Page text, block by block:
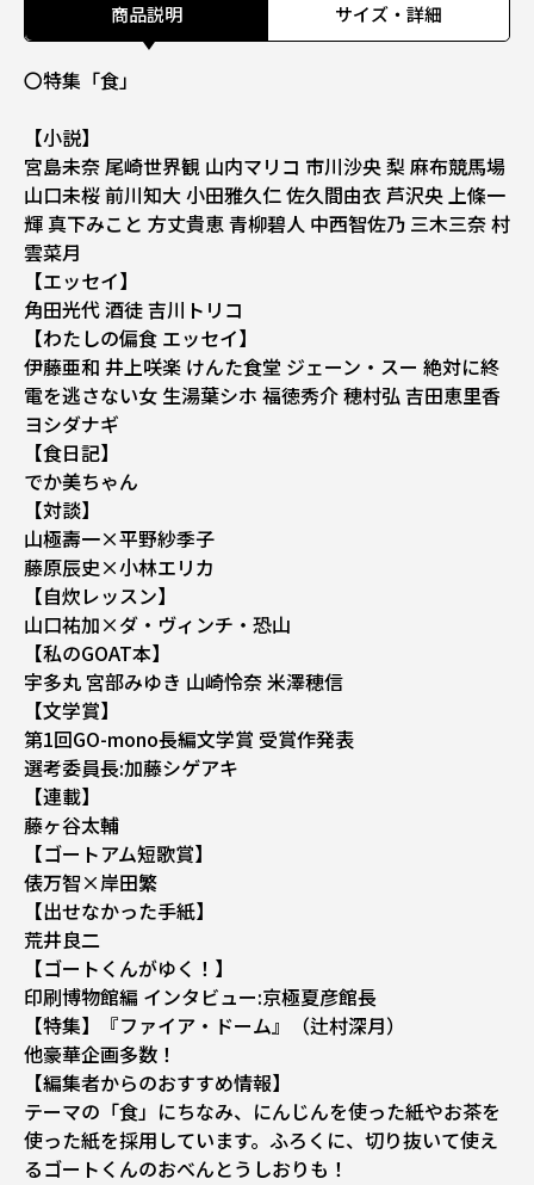
商品説明 サイズ・詳細
〇特集「食」
【小説】
宮島未奈 尾崎世界観 山内マリコ 市川沙央 梨 麻布競馬場
山口未桜 前川知大 小田雅久仁 佐久間由衣 芦沢央 上條一
輝 真下みこと 方丈貴恵 青柳碧人 中西智佐乃 三木三奈 村
雲菜月
【エッセイ】
角田光代 酒徒 吉川トリコ
【わたしの偏食 エッセイ】
伊藤亜和 井上咲楽 けんた食堂 ジェーン・スー 絶対に終
電を逃さない女 生湯葉シホ 福徳秀介 穂村弘 吉田恵里香
ヨシダナギ
【食日記】
でか美ちゃん
【対談】
山極壽一×平野紗季子
藤原辰史×小林エリカ
【自炊レッスン】
山口祐加×ダ・ヴィンチ・恐山
【私のGOAT本】
宇多丸 宮部みゆき 山崎怜奈 米澤穂信
【文学賞】
第1回GO-mono長編文学賞 受賞作発表
選考委員長:加藤シゲアキ
【連載】
藤ヶ谷太輔
【ゴートアム短歌賞】
俵万智×岸田繁
【出せなかった手紙】
荒井良二
【ゴートくんがゆく！】
印刷博物館編 インタビュー:京極夏彦館長
【特集】『ファイア・ドーム』（辻村深月）
他豪華企画多数！
【編集者からのおすすめ情報】
テーマの「食」にちなみ、にんじんを使った紙やお茶を
使った紙を採用しています。ふろくに、切り抜いて使え
るゴートくんのおべんとうしおりも！